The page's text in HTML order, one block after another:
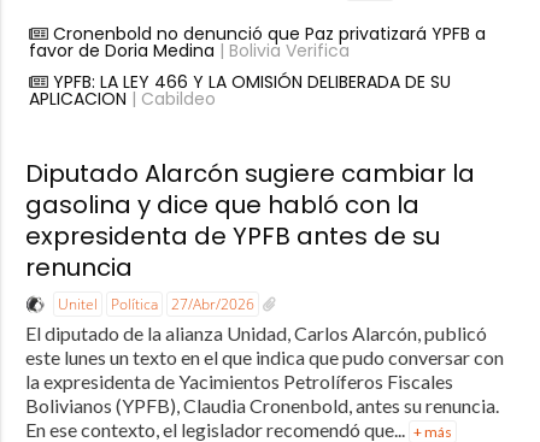
Cronenbold no denunció que Paz privatizará YPFB a
favor de Doria Medina | Bolivia Verifica
YPFB: LA LEY 466 Y LA OMISIÓN DELIBERADA DE SU
APLICACION | Cabildeo
Diputado Alarcón sugiere cambiar la
gasolina y dice que habló con la
expresidenta de YPFB antes de su
renuncia
Unitel Política 27/Abr/2026
El diputado de la alianza Unidad, Carlos Alarcón, publicó
este lunes un texto en el que indica que pudo conversar con
la expresidenta de Yacimientos Petrolíferos Fiscales
Bolivianos (YPFB), Claudia Cronenbold, antes su renuncia.
En ese contexto, el legislador recomendó que...
+ más